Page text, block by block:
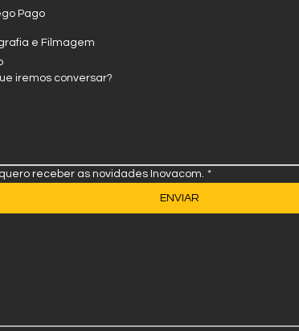
Pago
e Filmagem
iremos conversar?
receber as novidades Inovacom. *
ENVIAR